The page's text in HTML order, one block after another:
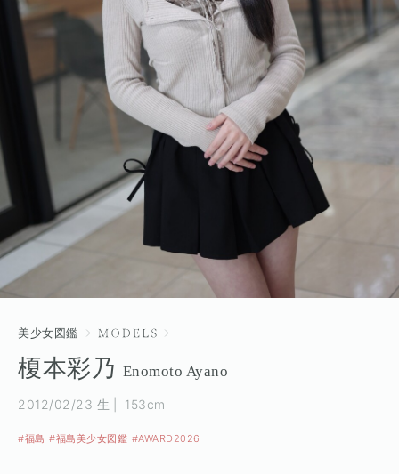
美少女図鑑
榎本彩乃 Enomoto Ayano
2012/02/23 生 153cm
#福島 #福島美少女図鑑 #AWARD2026